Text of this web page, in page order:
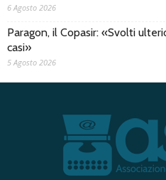
6 Agosto 2026
Paragon, il Copasir: «Svolti
casi»
5 Agosto 2026